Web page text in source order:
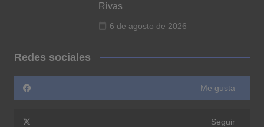
Rivas
6 de agosto de 2026
Redes sociales
Me gusta
Seguir